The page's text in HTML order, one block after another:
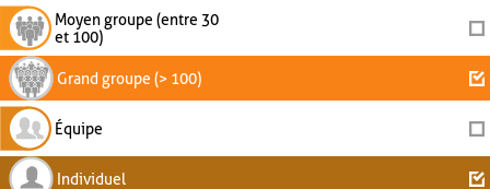
Moyen groupe (entre 30
et 100)
Grand groupe (> 100)
Équipe
Individuel